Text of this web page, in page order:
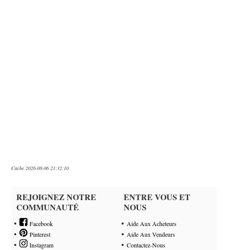
Cache 2026-08-06 21:32:10
REJOIGNEZ NOTRE
COMMUNAUTÉ
Facebook
Pinterest
Instagram
ENTRE VOUS ET
NOUS
Aide Aux Acheteurs
Aide Aux Vendeurs
Contactez-Nous